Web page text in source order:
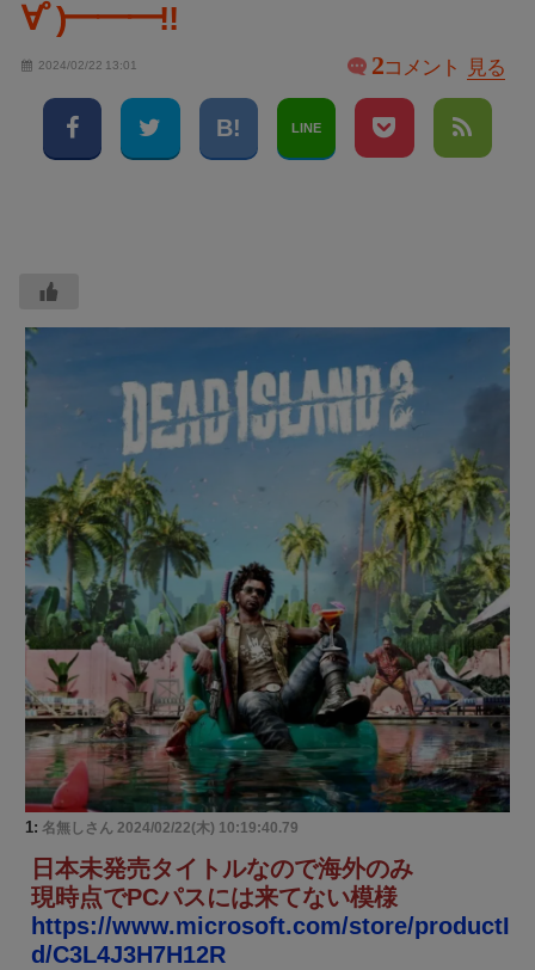
∀ﾟ)━━━!!
2024/02/22 13:01 2コメント 見る
LINE
1: 名無しさん 2024/02/22(木) 10:19:40.79
日本未発売タイトルなので海外のみ
現時点でPCパスには来てない模様
https://www.microsoft.com/store/productI
d/C3L4J3H7H12R